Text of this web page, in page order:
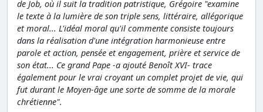
de Job, où il suit la tradition patristique, Grégoire "examine
le texte à la lumière de son triple sens, littéraire, allégorique
et moral... L'idéal moral qu'il commente consiste toujours
dans la réalisation d'une intégration harmonieuse entre
parole et action, pensée et engagement, prière et service de
son état... Ce grand Pape -a ajouté Benoît XVI- trace
également pour le vrai croyant un complet projet de vie, qui
fut durant le Moyen-âge une sorte de somme de la morale
chrétienne".